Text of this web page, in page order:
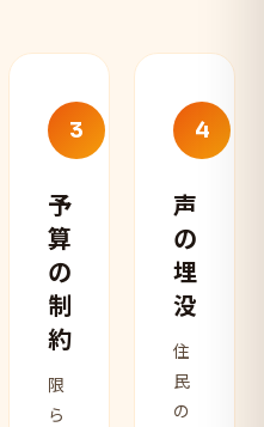
3
予
算
の
制
約
限
ら
4
声
の
埋
没
住
民
の